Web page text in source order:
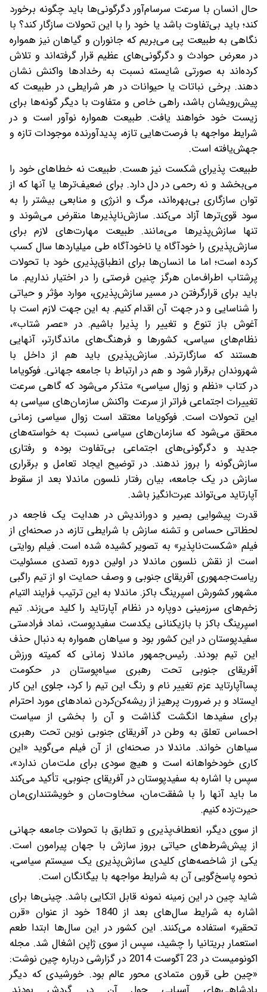
حال انسان با سرعت سرسام‌آور دگرگونی‌ها باید چگونه برخورد
کند؛ باید بی‌تفاوت باشد ‌یا خود را با این تحولات سازگار کند‌؟ با
نگاهی به طبیعت پی می‌بریم که جانوران و گیاهان نیز همواره
در معرض حوادث و دگرگونی‌های عظیم قرار گرفته‌اند و تلاش
کرده‌اند به صورتی شایسته نسبت به رخدادها واکنش نشان
دهند. برخی نباتات یا حیوانات در هر شرایطی در طبیعت که
پیش‌رویشان باشد، راهی خاص و متفاوت با دیگر گونه‌ها برای
زیست خود خواهند یافت. طبیعت همواره نوآور است و در
شرایط مواجهه با فرصت‌هایی تازه، پدیدآورنده موجودات تازه و
جهش‌یافته است.
طبیعت پذیرای شکست نیز هست. طبیعت نه خطاهای خود را
می‌بخشد و نه رحمی در دل دارد. برای ضعیف‌تر‌ها یا آنها که از
توان سازگاری بی‌بهره‌اند، مرگ‌ و انرژی و منابعی بیشتر را به
سود قوی‌ترها آزاد می‌کند. سازش‌ناپذیرها منقرض می‌شوند و
تنها سازش‌پذیرها می‌مانند. طبیعت مهارت‌های لازم برای
سازش‌پذیری را خودآگاه یا ناخودآگاه طی میلیاردها سال کسب
کرده است؛ اما ما انسان‌ها برای انطباق‌‌پذیری خود با تحولات
پرشتاب اطراف‌مان هرگز چنین فرصتی را در اختیار نداریم. ما
باید برای قرار‌گرفتن در مسیر سازش‌پذیری، موارد مؤثر و حیاتی
را شناسایی و در جهت آن اقدام کنیم. به این جهت لازم است با
آغوش باز تنوع و تغییر را پذیرا باشیم. در «عصر شتاب»،
نظام‌های سیاسی، کشورها و فرهنگ‌های ماندگارتر، آنهایی
هستند که سازگارترند. سازش‌پذیری باید هم از داخل با
شهروندان برقرار شود و هم در ارتباط با جامعه جهانی. فوکویاما
در کتاب «نظم و زوال سیاسی» متذکر می‌شود که گاهی سرعت
تغییرات اجتماعی فراتر از سرعت واکنش سازمان‌های سیاسی به
این تحولات است. فوکویاما معتقد است زوال سیاسی زمانی
محقق می‌شود که سازمان‌های سیاسی نسبت به خواسته‌های
جدید و دگرگونی‌های اجتماعی بی‌تفاوت بوده و رفتاری
سازش‌گونه را بروز ندهند. در توضیح ایجاد تعامل و برقراری
سازش در یک جامعه، بیان رفتار نلسون ماندلا بعد از سقوط
آپارتاید می‌تواند عبرت‌انگیز باشد.
قدرت پیشوایی بصیر و دوراندیش در هدایت یک فاجعه در
لحظاتی حساس و تشنه سازش با شرایطی تازه، در صحنه‌ای از
فیلم «شکست‌ناپذیر» به تصویر کشیده شده است. فیلم روایتی
است از نقش نلسون ماندلا در اولین دوره تصدی مسئولیت
ریاست‌جمهوری آفریقای جنوبی و وصف حمایت او از تیم راگبی
مشهور کشورش اسپرینگ باکز‌. ماندلا به این ترتیب فرایند التیام
زخم‌های سرزمینی دوپاره در نظام آپارتاید را کلید می‌زند. تیم
اسپرینگ باکز با بازیکنانی یکدست سفیدپوست، نماد فرادستی
سفیدپوستان در این کشور بود و سیاهان همواره به دنبال حذف
این تیم بودند. رئیس‌جمهور ماندلا زمانی که کمیته ورزش
آفریقای جنوبی‌ تحت رهبری سیاه‌پوستان در حکومت
پسا‌آپارتاید عزم تغییر نام و رنگ این تیم را کرد، جلوی این کار
ایستاد و بر ضرورت پرهیز از ریشه‌کن‌کردن نمادهای مورد احترام
برای سفیدها انگشت گذاشت و آن را بخشی از سیاست
احساس تعلق به وطن در آفریقای جنوبی نوین‌ تحت رهبری
سیاهان خواند. ماندلا در صحنه‌ای از آن فیلم می‌گوید‌ «این
کاری خودخواهانه است و هیچ سودی برای ملت‌مان ندارد»،
سپس با اشاره به سفیدپوستان در آفریقای جنوبی، تأکید می‌کند
ما باید آنها را با شفقت‌مان، سخاوت‌مان و خویشتنداری‌مان
حیرت‌زده کنیم.
از سوی دیگر، انعطاف‌پذیری و تطابق با تحولات جامعه جهانی
از پیش‌شرط‌های حیاتی بروز سازش با جهان پیرامون است.
یکی از شاخصه‌های کلیدی سازش‌پذیری یک سیستم سیاسی،
نحوه پاسخ‌گویی آن به شرایط مواجهه با بیگانگان است.
شاید چین در این زمینه نمونه قابل اتکایی باشد. چینی‌ها برای
اشاره به شرایط سال‌های بعد از 1840 خود از عنوان «قرن
تحقیر» استفاده می‌کنند. این کشور در این سال‌ها ابتدا طعم
استعمار بریتانیا را چشید، سپس از سوی ژاپن اشغال شد. مجله
اکونومیست در 23 آگوست 2014 در گزارشی درباره چین نوشت:
«چین طی قرون متمادی محور عالم بود‌. خورشیدی که دیگر